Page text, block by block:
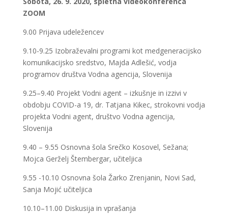
ZOOM
9.00 Prijava udeležencev
9.10-9.25 Izobraževalni programi kot medgeneracijsko
komunikacijsko sredstvo, Majda Adlešić, vodja
programov društva Vodna agencija, Slovenija
9.25–9.40 Projekt Vodni agent – izkušnje in izzivi v
obdobju COVID-a 19, dr. Tatjana Kikec, strokovni vodja
projekta Vodni agent, društvo Vodna agencija,
Slovenija
9.40 – 9.55 Osnovna šola Srečko Kosovel, Sežana;
Mojca Gerželj Štembergar, učiteljica
9.55 -10.10 Osnovna šola Žarko Zrenjanin, Novi Sad,
Sanja Mojić učiteljica
10.10–11.00 Diskusija in vprašanja